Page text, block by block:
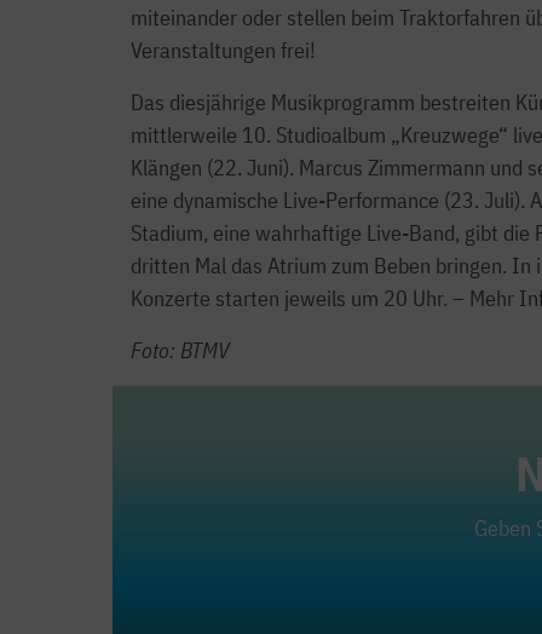
miteinander oder stellen beim Traktorfahren
Veranstaltungen frei!
Das diesjährige Musikprogramm bestreiten
mittlerweile 10. Studioalbum „Kreuzwege“
Klängen (22. Juni). Marcus Zimmermann und
eine dynamische Live-Performance (23. Juli).
Stadium, eine wahrhaftige Live-Band, gibt
dritten Mal das Atrium zum Beben bringen. In
Konzerte starten jeweils um 20 Uhr. – Mehr
Foto: BTMV
Geben